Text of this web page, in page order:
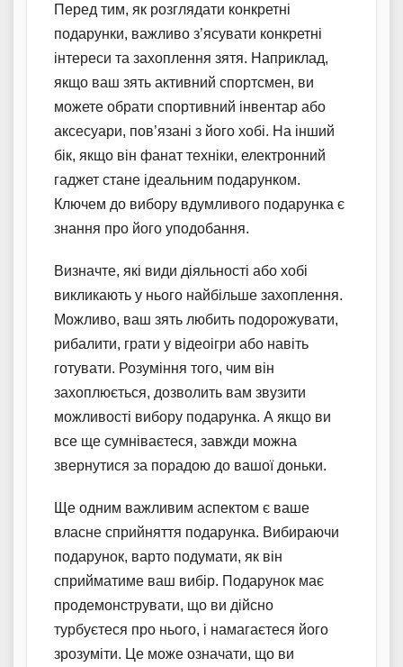
Перед тим, як розглядати конкретні
подарунки, важливо з’ясувати конкретні
інтереси та захоплення зятя. Наприклад,
якщо ваш зять активний спортсмен, ви
можете обрати спортивний інвентар або
аксесуари, пов’язані з його хобі. На інший
бік, якщо він фанат техніки, електронний
гаджет стане ідеальним подарунком.
Ключем до вибору вдумливого подарунка є
знання про його уподобання.
Визначте, які види діяльності або хобі
викликають у нього найбільше захоплення.
Можливо, ваш зять любить подорожувати,
рибалити, грати у відеоігри або навіть
готувати. Розуміння того, чим він
захоплюється, дозволить вам звузити
можливості вибору подарунка. А якщо ви
все ще сумніваєтеся, завжди можна
звернутися за порадою до вашої доньки.
Ще одним важливим аспектом є ваше
власне сприйняття подарунка. Вибираючи
подарунок, варто подумати, як він
сприйматиме ваш вибір. Подарунок має
продемонструвати, що ви дійсно
турбуєтеся про нього, і намагаєтеся його
зрозуміти. Це може означати, що ви